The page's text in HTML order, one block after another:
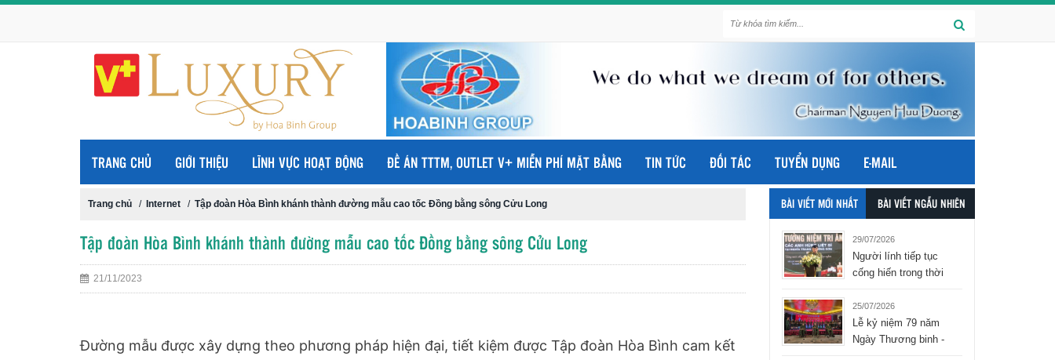
TRANG CHỦ GIỚI THIỆU LĨNH VỰC HOẠT ĐỘNG ĐỀ ÁN TTTM, OUTLET V+ MIỄN PHÍ MẶT BẰNG TIN TỨC ĐỐI TÁC TUYỂN DỤNG E-MAIL
Trang chủ / Internet / Tập đoàn Hòa Bình khánh thành đường mẫu cao tốc Đồng bằng sông Cửu Long
Tập đoàn Hòa Bình khánh thành đường mẫu cao tốc Đồng bằng sông Cửu Long
21/11/2023
Đường mẫu được xây dựng theo phương pháp hiện đại, tiết kiệm được Tập đoàn Hòa Bình cam kết
BÀI VIẾT MỚI NHẤT BÀI VIẾT NGẪU NHIÊN
29/07/2026
Người lính tiếp tục
cống hiến trong thời
Bình Group
25/07/2026
Lễ kỷ niệm 79 năm
Ngày Thương binh -